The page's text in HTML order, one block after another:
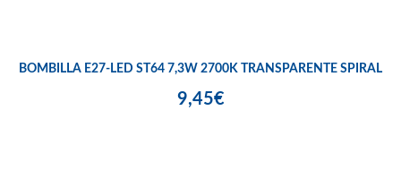
BOMBILLA E27-LED ST64 7,3W 2700K TRANSPARENTE SPIRAL
9,45€